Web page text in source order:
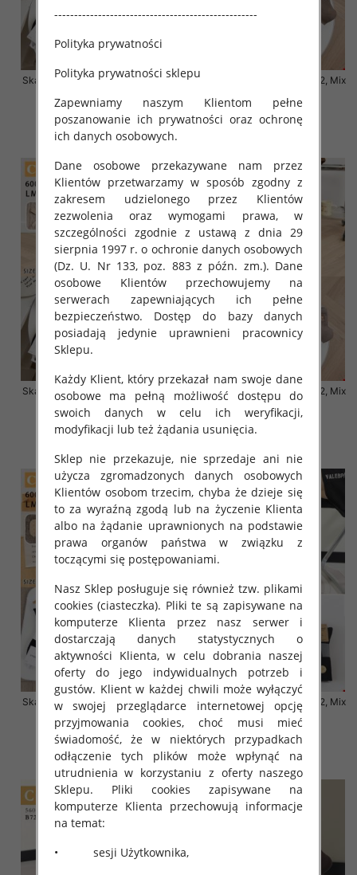
Skarpety damskie Roz 35-42, Mix
3.20 zł
szczegóły
Skarpety damskie Roz 35-42, Mix
3.20 zł
Skarpety damskie Roz 35-42, Mix
kolor Paczka 40 szt
3.20 zł
Skarpety damskie Roz 35-42, Mix
kolor Paczka 40 szt
3.20 zł
Skarpety damskie Roz 35-42, Mix
kolor Paczka 40 szt
3.20 zł
szczegóły
Skarpety damskie Roz 35-42, Mix
kolor Paczka 40 szt
3.20 zł
szczegóły
---------------------------------------------------
Polityka prywatności
Polityka prywatności sklepu
Zapewniamy naszym Klientom pełne
poszanowanie ich prywatności oraz ochronę
ich danych osobowych.
Dane osobowe przekazywane nam przez
Klientów przetwarzamy w sposób zgodny z
zakresem udzielonego przez Klientów
zezwolenia oraz wymogami prawa, w
szczególności zgodnie z ustawą z dnia 29
sierpnia 1997 r. o ochronie danych osobowych
(Dz. U. Nr 133, poz. 883 z późn. zm.). Dane
osobowe Klientów przechowujemy na
serwerach zapewniających ich pełne
bezpieczeństwo. Dostęp do bazy danych
posiadają jedynie uprawnieni pracownicy
Sklepu.
Każdy Klient, który przekazał nam swoje dane
osobowe ma pełną możliwość dostępu do
swoich danych w celu ich weryfikacji,
modyfikacji lub też żądania usunięcia.
Sklep nie przekazuje, nie sprzedaje ani nie
użycza zgromadzonych danych osobowych
Klientów osobom trzecim, chyba że dzieje się
to za wyraźną zgodą lub na życzenie Klienta
albo na żądanie uprawnionych na podstawie
prawa organów państwa w związku z
toczącymi się postępowaniami.
Nasz Sklep posługuje się również tzw. plikami
cookies (ciasteczka). Pliki te są zapisywane na
komputerze Klienta przez nasz serwer i
dostarczają danych statystycznych o
aktywności Klienta, w celu dobrania naszej
oferty do jego indywidualnych potrzeb i
gustów. Klient w każdej chwili może wyłączyć
w swojej przeglądarce internetowej opcję
przyjmowania cookies, choć musi mieć
świadomość, że w niektórych przypadkach
odłączenie tych plików może wpłynąć na
utrudnienia w korzystaniu z oferty naszego
Sklepu. Pliki cookies zapisywane na
komputerze Klienta przechowują informacje
na temat:
• sesji Użytkownika,